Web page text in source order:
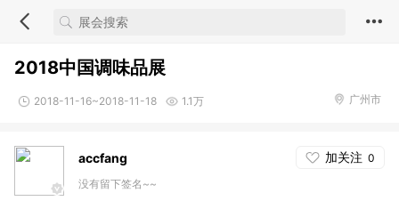
2018中国调味品展
2018-11-16~2018-11-18 1.1万 广州市
accfang 加关注 0
没有留下签名~~